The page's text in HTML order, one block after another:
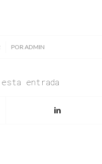
PORADMIN
entrada